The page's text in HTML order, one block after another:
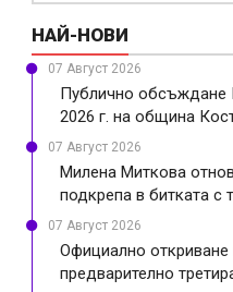
НАЙ-НОВИ
07 Август 2026
Публично
2026 г. на община
07 Август 2026
Милена Миткова
подкрепа в битката с
07 Август 2026
Официално
предварително